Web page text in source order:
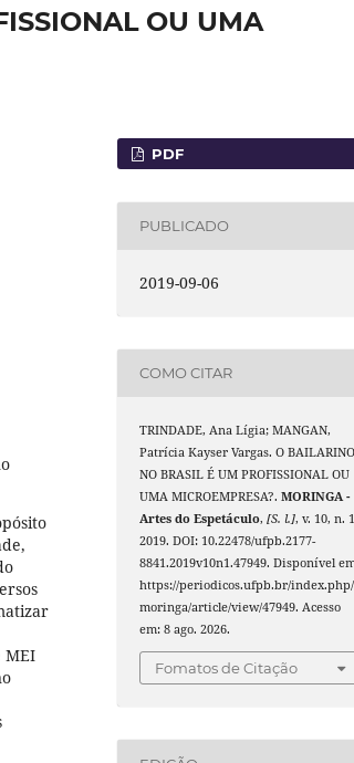
OU UMA
MEI
PDF
PUBLICADO
2019-09-06
COMO CITAR
TRINDADE, Ana Lígia; MANGAN,
Patrícia Kayser Vargas. O
NO BRASIL É UM PROFISSIONAL OU
UMA MICROEMPRESA?.MORINGA -
Artes do Espetáculo,[S. l.], v. 10, n.
2019. DOI: 10.22478/ufpb.2177-
8841.2019v10n1.47949. Disponível
https://periodicos.ufpb.br/index.php/
moringa/article/view/47949. Acesso
em: 8 ago. 2026.
Fomatos de Citação